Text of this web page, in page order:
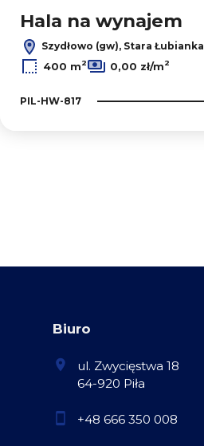
Hala na wynajem
Szydłowo (gw), Stara Łubianka
400 m2 0,00 zł/m2
PIL-HW-817
Biuro
ul. Zwycięstwa 18
64-920 Piła
+48 666 350 008